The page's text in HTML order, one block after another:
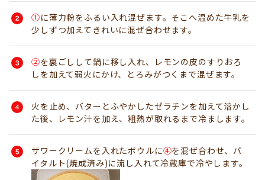
①に薄力粉をふるい入れ混ぜます。そこへ温めた牛乳を
少しずつ加えてきれいに混ぜ合わせます。
②を裏ごしして鍋に移し入れ、レモンの皮のすりおろ
しを加えて弱火にかけ、とろみがつくまで混ぜます。
火を止め、バターとふやかしたゼラチンを加えて溶かし
た後、レモン汁を加え、粗熱が取れるまで冷まします。
サワークリームを入れたボウルに④を混ぜ合わせ、パ
イタルト(焼成済み)に流し入れて冷蔵庫で冷やします。